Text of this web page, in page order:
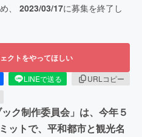
、 2023/03/17に募集を終了し
クトをやってほしい
LINEで送る
URLコピー
ク制作委員会」は、今年５
ットで、平和都市と観光名